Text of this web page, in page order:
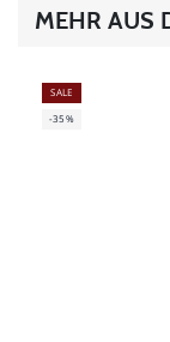
MEHR AUS
SALE
-35%